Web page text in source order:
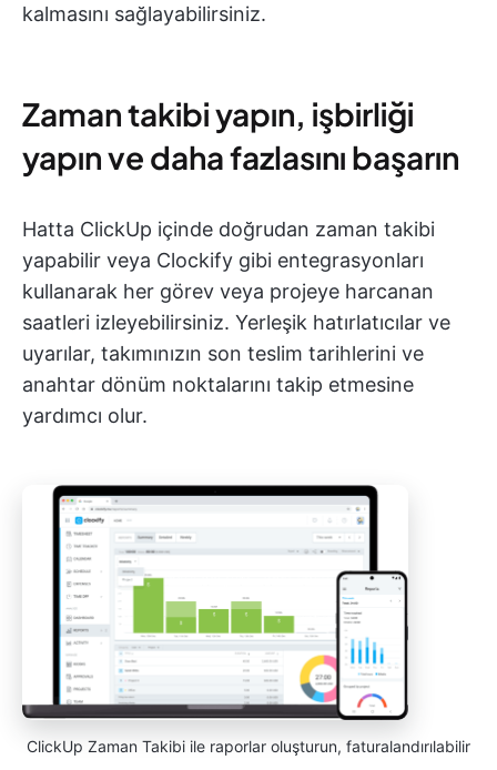
kalmasını sağlayabilirsiniz.
Zaman takibi yapın, işbirliği
yapın ve daha fazlasını başarın
Hatta ClickUp içinde doğrudan zaman takibi
yapabilir veya Clockify gibi entegrasyonları
kullanarak her görev veya projeye harcanan
saatleri izleyebilirsiniz. Yerleşik hatırlatıcılar ve
uyarılar, takımınızın son teslim tarihlerini ve
anahtar dönüm noktalarını takip etmesine
yardımcı olur.
ClickUp Zaman Takibi ile raporlar oluşturun, faturalandırılabilir